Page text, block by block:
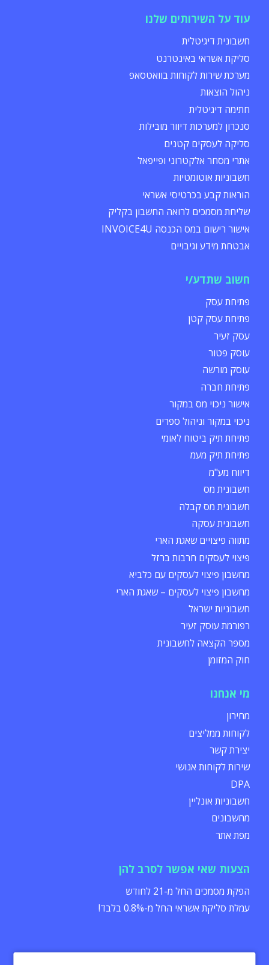
עוד על השירותים שלנו
חשבונית דיגיטלית
סליקת אשראי באינטרנט
מערכת שירות לקוחות בוואטסאפ
ניהול הוצאות
חתימה דיגיטלית
סנכרון למערכות דיוור מובילות
סליקה לעסקים קטנים
אתרי מסחר אלקטרוני ופייפאל
חשבוניות אוטומטיות
הוראות קבע בכרטיסי אשראי
שליחת מסמכים לרואה החשבון בקליק
אישור רישום במס הכנסה INVOICE4U
אבטחת מידע וגיבויים
חשוב שתדע/י
פתיחת עסק
פתיחת עסק קטן
עסק זעיר
עוסק פטור
עוסק מורשה
פתיחת חברה
אישור ניכוי מס במקור
ניכוי במקור וניהול ספרים
פתיחת תיק ביטוח לאומי
פתיחת תיק מעמ
דיווח מע"מ
חשבונית מס
חשבונית מס קבלה
חשבונית עסקה
מתווה פיצויים שאגת הארי
פיצוי לעסקים חרבות ברזל
מחשבון פיצוי לעסקים עם כלביא
מחשבון פיצוי לעסקים – שאגת הארי
חשבוניות ישראל
רפורמת עוסק זעיר
מספר הקצאה לחשבונית
חוק המזומן
מי אנחנו
מחירון
לקוחות ממליצים
יצירת קשר
שירות לקוחות אנושי
DPA
חשבוניות אונליין
מחשבונים
מפת אתר
הצעות שאי אפשר לסרב להן
הפקת מסמכים החל מ-21 לחודש
עמלת סליקת אשראי החל מ-0.8% בלבד!